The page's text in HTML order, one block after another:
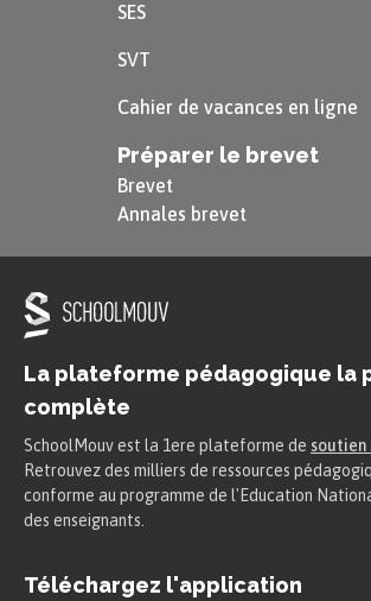
SES
SVT
Cahier de vacances en ligne
Préparer le brevet
Brevet
Annales brevet
La plateforme pédagogique la
complète
SchoolMouv est la 1ere plateforme de soutien
Retrouvez des milliers de ressources
conforme au programme de l'Education
des enseignants.
Téléchargez l'application